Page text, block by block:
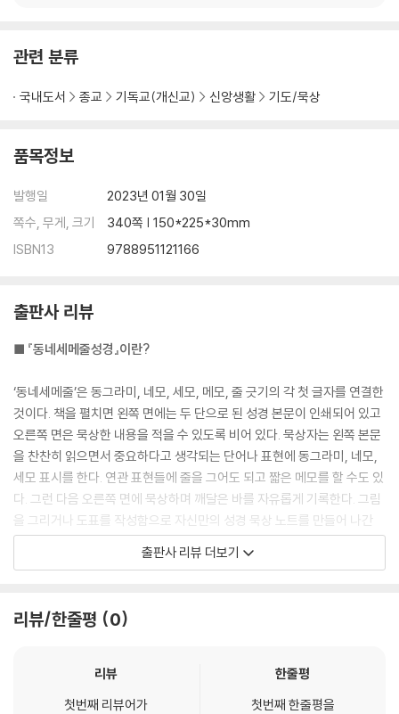
관련 분류
국내도서 종교 기독교(개신교) 신앙생활 기도/묵상
품목정보
발행일
2023년 01월 30일
쪽수, 무게, 크기
340쪽 | 150*225*30mm
ISBN13
9788951121166
출판사 리뷰
■ 『동네세메줄성경』이란?
‘동네세메줄’은 동그라미, 네모, 세모, 메모, 줄 긋기의 각 첫 글자를 연결한
것이다. 책을 펼치면 왼쪽 면에는 두 단으로 된 성경 본문이 인쇄되어 있고
오른쪽 면은 묵상한 내용을 적을 수 있도록 비어 있다. 묵상자는 왼쪽 본문
을 찬찬히 읽으면서 중요하다고 생각되는 단어나 표현에 동그라미, 네모,
세모 표시를 한다. 연관 표현들에 줄을 그어도 되고 짧은 메모를 할 수도 있
다. 그런 다음 오른쪽 면에 묵상하며 깨달은 바를 자유롭게 기록한다. 그림
을 그리거나 도표를 작성함으로 자신만의 성경 묵상 노트를 만들어 나간
다.
1) 말씀묵상의 본질에 집중할 수 있다.
려 말씀을 묵상하는 데 거침돌이 되거나 묵상을 제한하기도 한다. 『동네세
출판사 리뷰 더보기
리뷰/한줄평 0
리뷰
첫번째 리뷰어가
한줄평
첫번째 한줄평을